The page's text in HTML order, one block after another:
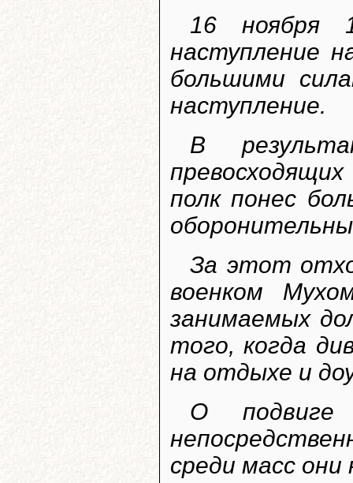
16 ноября
наступление
большими
наступление.
В
полк понес
За этот
военком
занимаемых
того, когда
на отдыхе и
О
среди масс они